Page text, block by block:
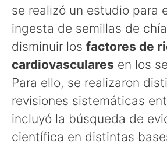
se realizó un estudio para
ingesta de semillas de
disminuir los factores de
cardiovasculares en los
Para ello, se realizaron
revisiones sistemáticas
incluyó la búsqueda de
científica en distintas